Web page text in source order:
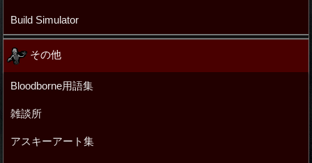
Build Simulator
その他
Bloodborne用語集
雑談所
アスキーアート集